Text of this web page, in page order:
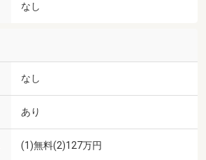
なし
なし
あり
(1)無料(2)127万円